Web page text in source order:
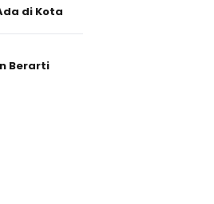
di Kota
Berarti